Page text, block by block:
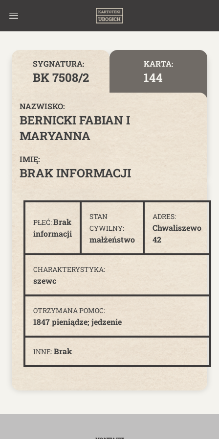
SYGNATURA:
BK 7508/2
KARTA:
144
NAZWISKO:
BERNICKI FABIAN I
MARYANNA
IMIĘ:
BRAK INFORMACJI
PŁEĆ:Brak
informacji
STAN
CYWILNY:
małżeństwo
ADRES:
Chwaliszewo
42
CHARAKTERYSTYKA:
szewc
OTRZYMANA POMOC:
1847 pieniądze; jedzenie
INNE:Brak